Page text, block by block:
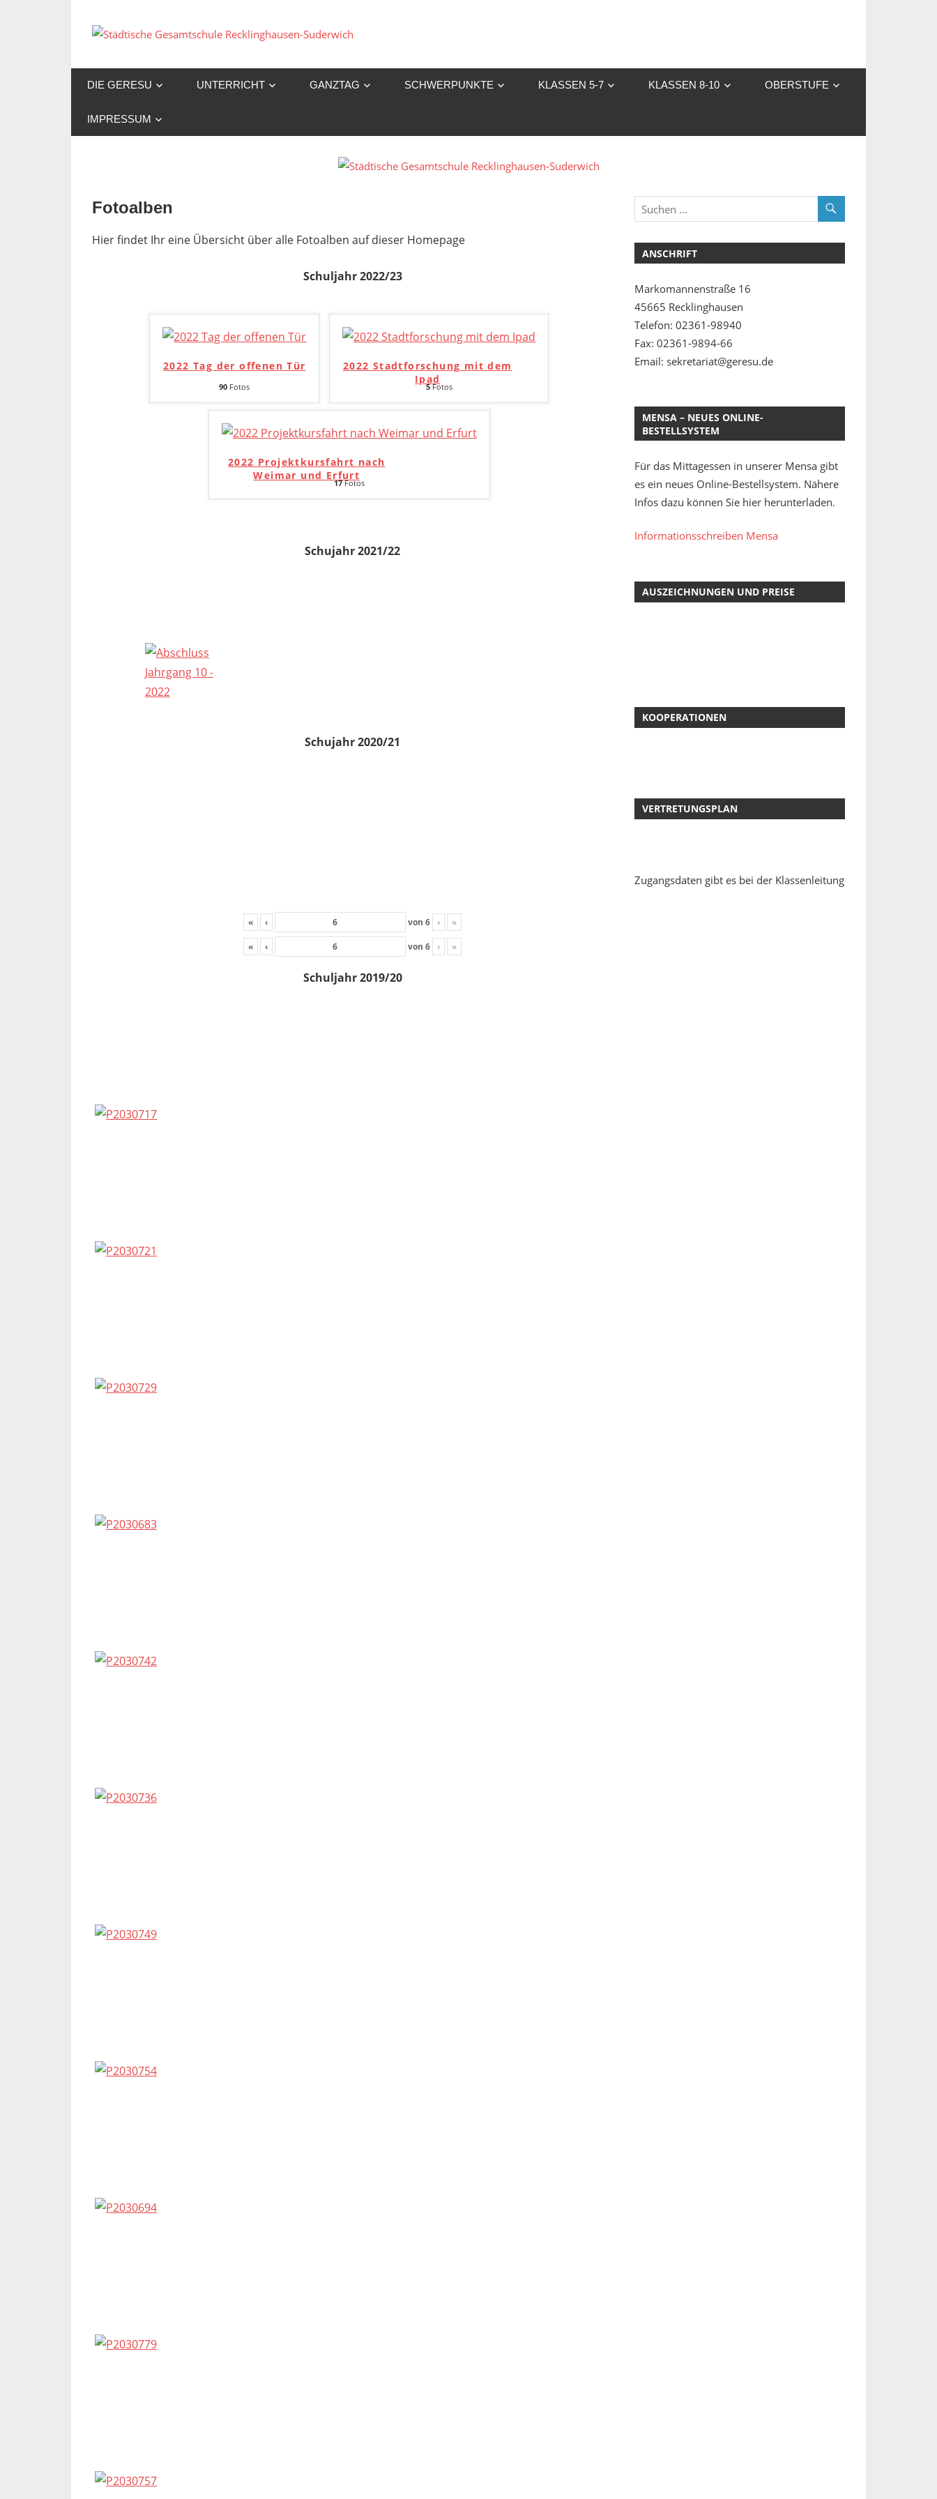
Inhalt
Gesamtschule
Suderwich
DIE GERESU UNTERRICHT GANZTAG SCHWERPUNKTE KLASSEN 5-7 KLASSEN 8-10 OBERSTUFE
IMPRESSUM
Fotoalben
Hier findet Ihr eine Übersicht über alle Fotoalben auf dieser Homepage
Schuljahr 2022/23
2022 Tag der offenen Tür
90 Fotos
2022 Stadtforschung mit dem
Ipad
5Fotos
2022 Projektkursfahrt nach
Weimar und Erfurt
17Fotos
Schujahr 2021/22
Schujahr 2020/21
« ‹ von6 › »
« ‹ von6 › »
Schuljahr 2019/20
ANSCHRIFT
Markomannenstraße 16
45665 Recklinghausen
Telefon: 02361-98940
Fax: 02361-9894-66
Email: sekretariat@geresu.de
MENSA – NEUES ONLINE-
BESTELLSYSTEM
Für das Mittagessen in unserer Mensa gibt
es ein neues Online-Bestellsystem. Nähere
Infos dazu können Sie hier herunterladen.
Informationsschreiben Mensa
AUSZEICHNUNGEN UND PREISE
KOOPERATIONEN
VERTRETUNGSPLAN
Zugangsdaten gibt es bei der Klassenleitung